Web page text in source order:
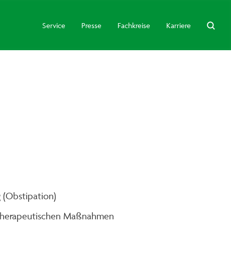
Service Presse Fachkreise Karriere
(Obstipation)
Maßnahmen